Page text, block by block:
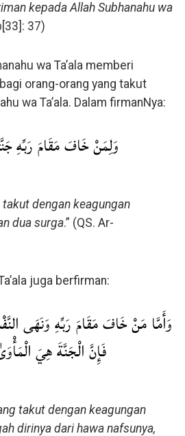
kepada Allah Subhanahu wa
37)
wa Ta’ala memberi
orang-orang yang takut
wa Ta’ala. Dalam firmanNya:
وَلِمَنْ خَافَ مَقَامَ رَبِّهِ
dengan keagungan
dua surga.” (QS. Ar-
juga berfirman:
فَإِنَّ الْجَنَّةَ هِيَ الْمَأْوَىٰ
takut dengan keagungan
dirinya dari hawa nafsunya,